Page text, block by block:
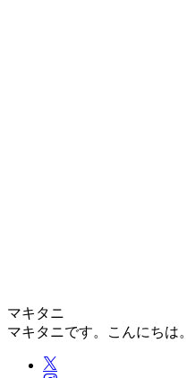
マキタニ
マキタニです。こんにちは。